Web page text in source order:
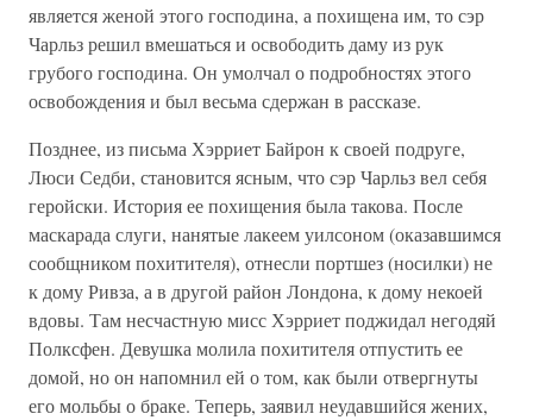
является женой этого господина, а похищена им, то сэр
Чарльз решил вмешаться и освободить даму из рук
грубого господина. Он умолчал о подробностях этого
освобождения и был весьма сдержан в рассказе.
Позднее, из письма Хэрриет Байрон к своей подруге,
Люси Седби, становится ясным, что сэр Чарльз вел себя
геройски. История ее похищения была такова. После
маскарада слуги, нанятые лакеем уилсоном (оказавшимся
сообщником похитителя), отнесли портшез (носилки) не
к дому Ривза, а в другой район Лондона, к дому некоей
вдовы. Там несчастную мисс Хэрриет поджидал негодяй
Полксфен. Девушка молила похитителя отпустить ее
домой, но он напомнил ей о том, как были отвергнуты
его мольбы о браке. Теперь, заявил неудавшийся жених,